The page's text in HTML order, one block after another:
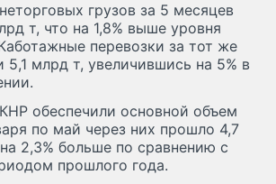
грузов за 5 месяцев
т, что на 1,8% выше уровня
перевозки за тот же
5,1 млрд т, увеличившись на 5% в
обеспечили основной объем
по май через них прошло 4,7
2,3% больше по сравнению с
прошлого года.